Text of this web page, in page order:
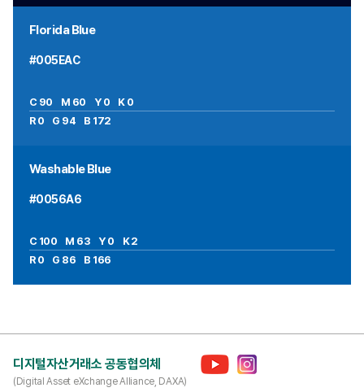
Florida Blue
#005EAC
C 90 M 60 Y 0 K 0
R 0 G 94 B 172
Washable Blue
#0056A6
C 100 M 63 Y 0 K 2
R 0 G 86 B 166
디지털자산거래소 공동협의체
(Digital Asset eXchange Alliance, DAXA)